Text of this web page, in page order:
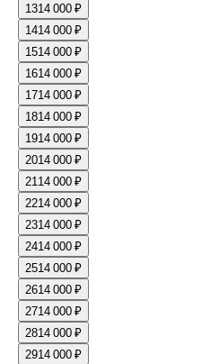
1314 000 ₽
1414 000 ₽
1514 000 ₽
1614 000 ₽
1714 000 ₽
1814 000 ₽
1914 000 ₽
2014 000 ₽
2114 000 ₽
2214 000 ₽
2314 000 ₽
2414 000 ₽
2514 000 ₽
2614 000 ₽
2714 000 ₽
2814 000 ₽
2914 000 ₽